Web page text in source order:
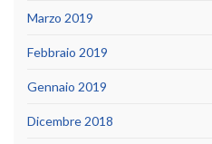
Marzo 2019
Febbraio 2019
Gennaio 2019
Dicembre 2018